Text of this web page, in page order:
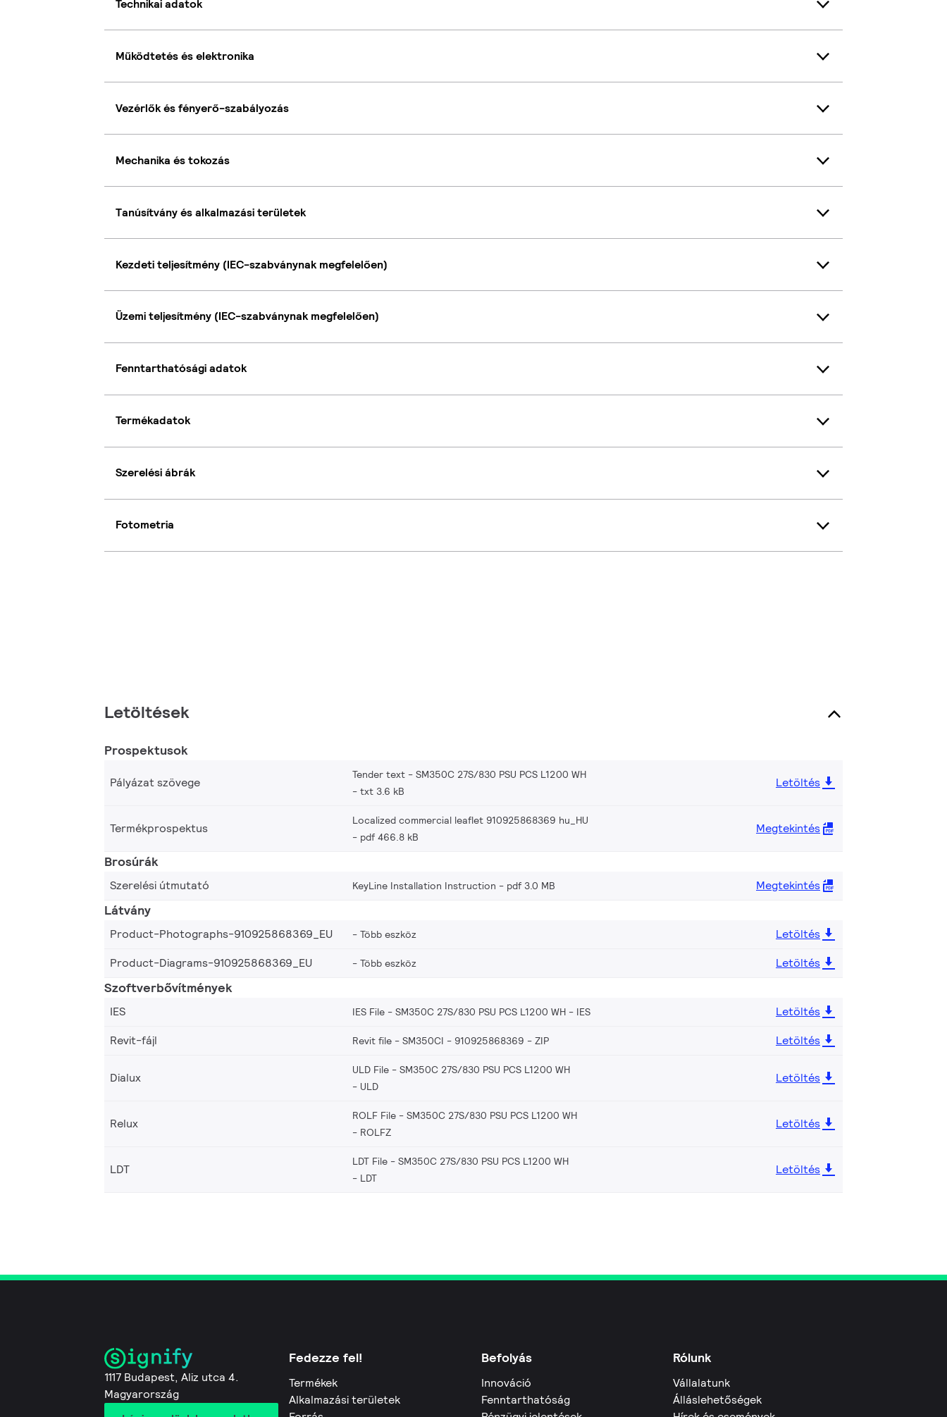
Technikai adatok
Működtetés és elektronika
Vezérlők és fényerő-szabályozás
Mechanika és tokozás
Tanúsítvány és alkalmazási területek
Kezdeti teljesítmény (IEC-szabványnak megfelelően)
Üzemi teljesítmény (IEC-szabványnak megfelelően)
Fenntarthatósági adatok
Termékadatok
Szerelési ábrák
Fotometria
Letöltések
Prospektusok
Pályázat szövege
Tender text - SM350C 27S/830 PSU PCS L1200 WH
txt 3.6 kB
Letöltés
Termékprospektus
Localized commercial leaflet 910925868369 hu_HU
pdf 466.8 kB
Megtekintés
Brosúrák
Szerelési útmutató KeyLine Installation Instruction pdf 3.0 MB Megtekintés
Látvány
Product-Photographs-910925868369_EU Több eszköz
Letöltés
Product-Diagrams-910925868369_EU
Több eszköz Letöltés
Szoftverbővítmények
IES IES File - SM350C 27S/830 PSU PCS L1200 WH IES
Letöltés
Revit-fájl
Revit file - SM350CI - 910925868369 ZIP Letöltés
Dialux
ULD File - SM350C 27S/830 PSU PCS L1200 WH
ULD
Letöltés
Relux
ROLF File - SM350C 27S/830 PSU PCS L1200 WH
ROLFZ
Letöltés
LDT
LDT File - SM350C 27S/830 PSU PCS L1200 WH
LDT
Letöltés
1117 Budapest, Aliz utca 4.
Magyarország
Fedezze fel!
Termékek
Alkalmazási területek
Befolyás
Innováció
Fenntarthatóság
Rólunk
Vállalatunk
Álláslehetőségek